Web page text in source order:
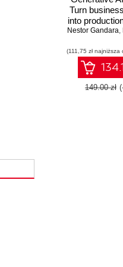
Turn
into
applications
Nestor Gandara,
(111,75 zł
149.00 zł